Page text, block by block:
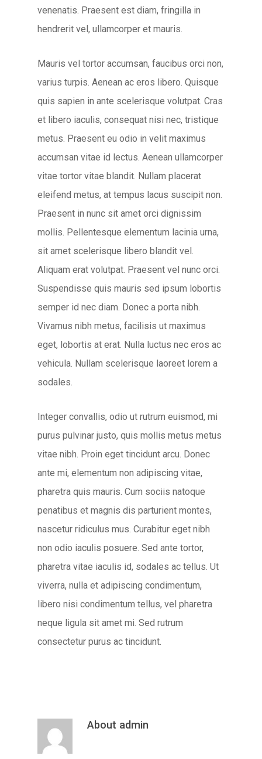
venenatis. Praesent est diam, fringilla in
hendrerit vel, ullamcorper et mauris.
Mauris vel tortor accumsan, faucibus orci non,
varius turpis. Aenean ac eros libero. Quisque
quis sapien in ante scelerisque volutpat. Cras
et libero iaculis, consequat nisi nec, tristique
metus. Praesent eu odio in velit maximus
accumsan vitae id lectus. Aenean ullamcorper
vitae tortor vitae blandit. Nullam placerat
eleifend metus, at tempus lacus suscipit non.
Praesent in nunc sit amet orci dignissim
mollis. Pellentesque elementum lacinia urna,
sit amet scelerisque libero blandit vel.
Aliquam erat volutpat. Praesent vel nunc orci.
Suspendisse quis mauris sed ipsum lobortis
semper id nec diam. Donec a porta nibh.
Vivamus nibh metus, facilisis ut maximus
eget, lobortis at erat. Nulla luctus nec eros ac
vehicula. Nullam scelerisque laoreet lorem a
sodales.
Integer convallis, odio ut rutrum euismod, mi
purus pulvinar justo, quis mollis metus metus
vitae nibh. Proin eget tincidunt arcu. Donec
ante mi, elementum non adipiscing vitae,
pharetra quis mauris. Cum sociis natoque
penatibus et magnis dis parturient montes,
nascetur ridiculus mus. Curabitur eget nibh
non odio iaculis posuere. Sed ante tortor,
pharetra vitae iaculis id, sodales ac tellus. Ut
viverra, nulla et adipiscing condimentum,
libero nisi condimentum tellus, vel pharetra
neque ligula sit amet mi. Sed rutrum
consectetur purus ac tincidunt.
About admin